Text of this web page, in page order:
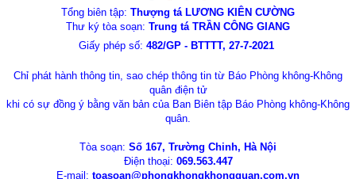
Tổng biên tập: Thượng tá LƯƠNG KIÊN CƯỜNG
Thư ký tòa soạn: Trung tá TRẦN CÔNG GIANG
Giấy phép số: 482/GP - BTTTT, 27-7-2021
Chỉ phát hành thông tin, sao chép thông tin từ Báo Phòng không-Không
quân điện tử
khi có sự đồng ý bằng văn bản của Ban Biên tập Báo Phòng không-Không
quân.
Tòa soạn: Số 167, Trường Chinh, Hà Nội
Điện thoại: 069.563.447
E-mail: toasoan@phongkhongkhongquan.com.vn